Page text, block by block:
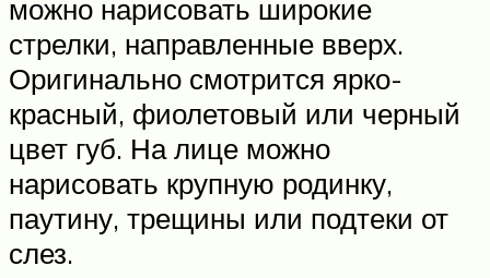
можно нарисовать широкие
стрелки, направленные вверх.
Оригинально смотрится ярко-
красный, фиолетовый или черный
цвет губ. На лице можно
нарисовать крупную родинку,
паутину, трещины или подтеки от
слез.